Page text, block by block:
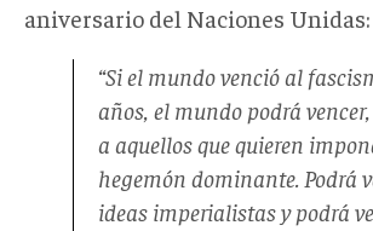
aniversario del Naciones Unidas:
“Si el mundo venció al
años, el mundo podrá
a aquellos que quieren
hegemón dominante. Podrá
ideas imperialistas y podrá